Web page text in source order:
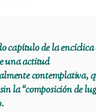
capítulo de la encíclica
una actitud
contemplativa,
la “composición de